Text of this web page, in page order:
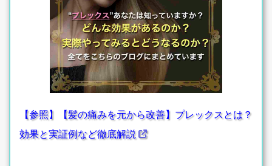
【参照】【髪の痛みを元から改善】プレックスとは？
効果と実証例など徹底解説